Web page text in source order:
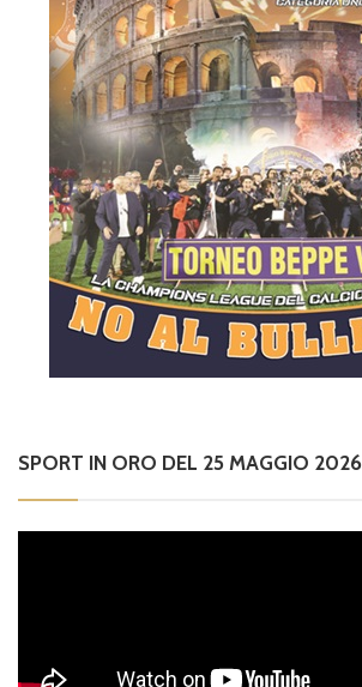
SPORT IN ORO DEL 25 MAGGIO 2026